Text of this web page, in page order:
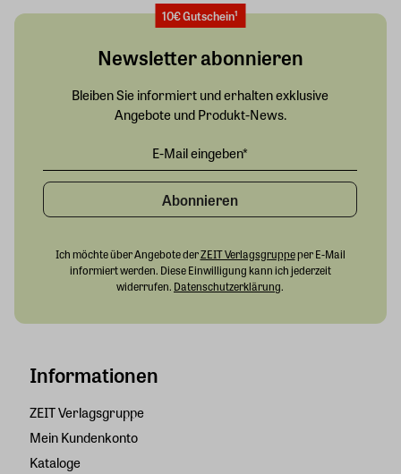
Informationen
ZEIT Verlagsgruppe
Mein Kundenkonto
Kataloge
10€ Gutschein¹
Newsletter abonnieren
Bleiben Sie informiert und erhalten exklusive
Angebote und Produkt-News.
Abonnieren
Ich möchte über Angebote derZEIT Verlagsgruppeper E-Mail
informiert werden. Diese Einwilligung kann ich jederzeit
widerrufen. Datenschutzerklärung.